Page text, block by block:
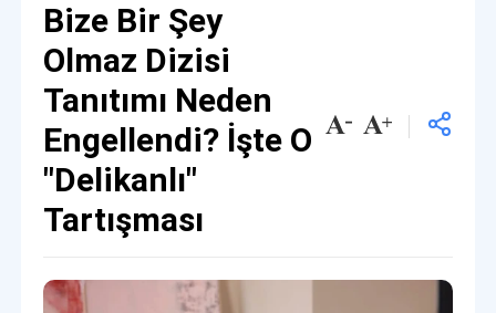
Bize Bir Şey
Olmaz Dizisi
Tanıtımı Neden
Engellendi? İşte O
"Delikanlı"
Tartışması